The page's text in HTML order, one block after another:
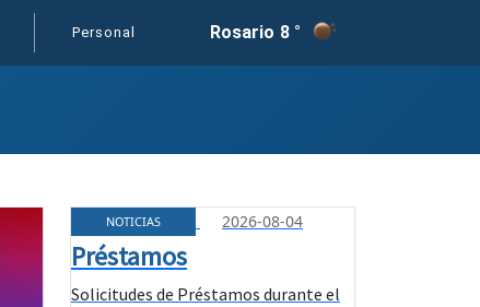
Personal Rosario 8 °
NOTICIAS 2026-08-04
Préstamos
Solicitudes de Préstamos durante el